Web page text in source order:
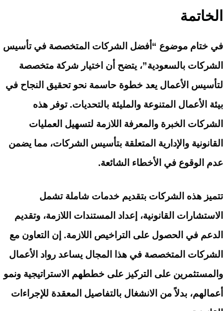
الخاتمة
في ختام موضوع “أفضل الشركات المتخصصة في تأسيس
الشركات بالسعودية”، يتضح أن اختيار شركة متخصصة
لتأسيس الأعمال يعد خطوة حاسمة نحو تحقيق النجاح في
بيئة الأعمال المتنوعة والمليئة بالتحديات. توفر هذه
الشركات الخبرة والمعرفة اللازمة لتسهيل العمليات
القانونية والإدارية المتعلقة بتأسيس الشركات، مما يضمن
عدم الوقوع في الأخطاء الشائعة.
تتميز هذه الشركات بتقديم خدمات شاملة تشمل
الاستشارات القانونية، إعداد المستندات اللازمة، وتقديم
الدعم في الحصول على التراخيص اللازمة. إن التعاون مع
الشركات المتخصصة في هذا المجال يساعد رواد الأعمال
والمستثمرين على التركيز على خططهم الاستراتيجية ونمو
أعمالهم، بدلاً من الانشغال بالتفاصيل المعقدة للإجراءات